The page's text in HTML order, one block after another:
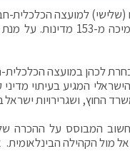
(שלישי) למועצה
החשובה וזאת לאחר
לכהן במועצה
הישראלי המגיע בעיתוי
החוץ, ושגרירויות ישראל
המבוסס על ההכרה
מול הקהילה